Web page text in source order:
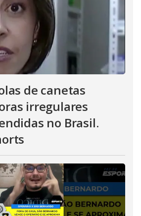
de canetas
irregulares
no Brasil.